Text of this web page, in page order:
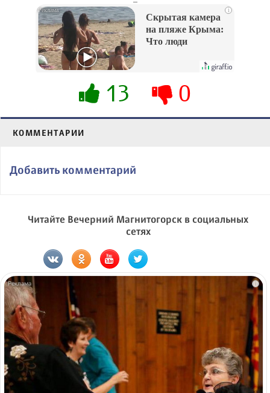
i
Скрытая камера
на пляже Крыма:
Что люди
их не видят...
13 0
КОММЕНТАРИИ
Добавить комментарий
Читайте Вечерний Магнитогорск в социальных
сетях
i